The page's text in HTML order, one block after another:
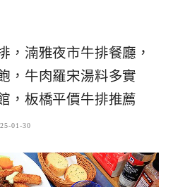
，湳雅夜市牛排餐廳，
，牛肉羅宋湯料多實
，板橋平價牛排推薦
01-30